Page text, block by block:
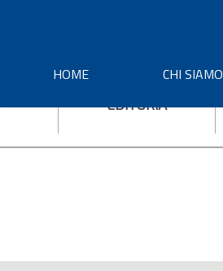
HOME CHI SIAMO
EDITORIA